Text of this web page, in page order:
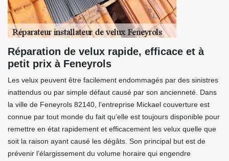
Réparation de velux rapide, efficace et à
petit prix à Feneyrols
Les velux peuvent être facilement endommagés par des sinistres
inattendus ou par simple défaut causé par son ancienneté. Dans
la ville de Feneyrols 82140, l’entreprise Mickael couverture est
connue par tout monde du fait qu’elle est toujours disponible pour
remettre en état rapidement et efficacement les velux quelle que
soit la raison ayant causé les dégâts. Son principal but est de
prévenir l’élargissement du volume horaire qui engendre